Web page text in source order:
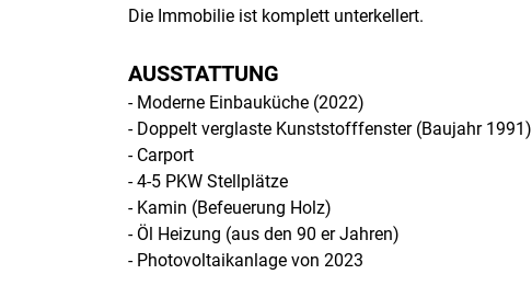
Die Immobilie ist komplett unterkellert.
AUSSTATTUNG
- Moderne Einbauküche (2022)
- Doppelt verglaste Kunststofffenster (Baujahr 1991)
- Carport
- 4-5 PKW Stellplätze
- Kamin (Befeuerung Holz)
- Öl Heizung (aus den 90 er Jahren)
- Photovoltaikanlage von 2023